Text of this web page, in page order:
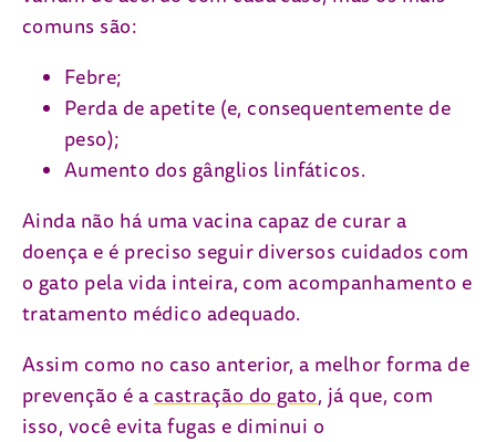
comuns são:
Febre;
Perda de apetite (e, consequentemente de
peso);
Aumento dos gânglios linfáticos.
Ainda não há uma vacina capaz de curar a
doença e é preciso seguir diversos cuidados com
o gato pela vida inteira, com acompanhamento e
tratamento médico adequado.
Assim como no caso anterior, a melhor forma de
prevenção é a castração do gato, já que, com
isso, você evita fugas e diminui o